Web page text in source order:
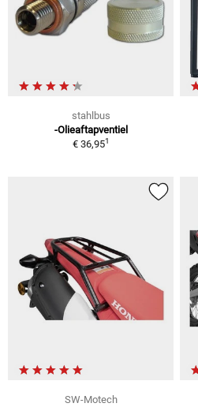
stahlbus
-Olieaftapventiel
€ 36,951
SW-Motech